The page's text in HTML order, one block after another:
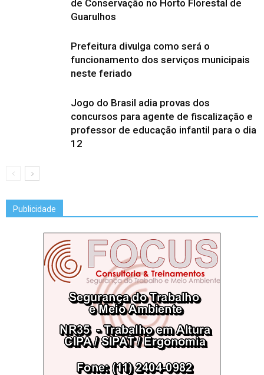
de Conservação no Horto Florestal de
Guarulhos
Prefeitura divulga como será o
funcionamento dos serviços municipais
neste feriado
Jogo do Brasil adia provas dos
concursos para agente de fiscalização e
professor de educação infantil para o dia
12
Publicidade